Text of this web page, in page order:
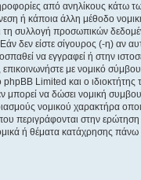
από ανηλίκους κάτω
ή κάποια άλλη μέθοδο
τη συλλογή προσωπικών
δεν είστε σίγουρος (-η) αν
να εγγραφεί ή στην
με νομικό
Limited και ο ιδιοκτήτης
να δώσει νομική
νομικού χαρακτήρα
περιγράφονται στην
ή θέματα κατάχρησης